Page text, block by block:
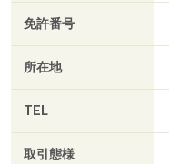
免許番号
所在地
TEL
取引態様